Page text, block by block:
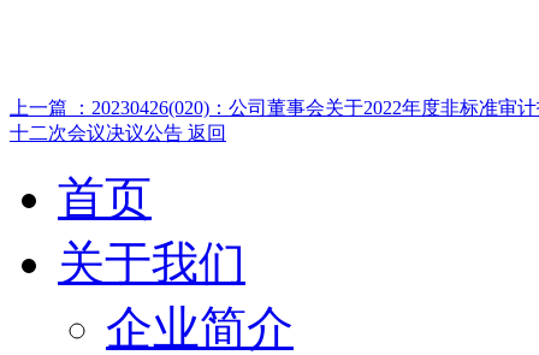
上一篇 ：20230426(020)：公司董事会关于2022年度非标准
十二次会议决议公告 返回
首页
关于我们
企业简介